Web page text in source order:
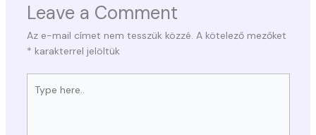
Leave a Comment
Az e-mail címet nem tesszük közzé. A kötelező mezőket
* karakterrel jelöltük
here..